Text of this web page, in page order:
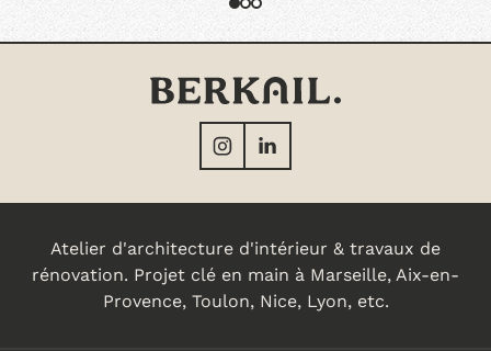
Atelier d'architecture d'intérieur & travaux de
rénovation. Projet clé en main à Marseille, Aix-en-
Provence, Toulon, Nice, Lyon, etc.